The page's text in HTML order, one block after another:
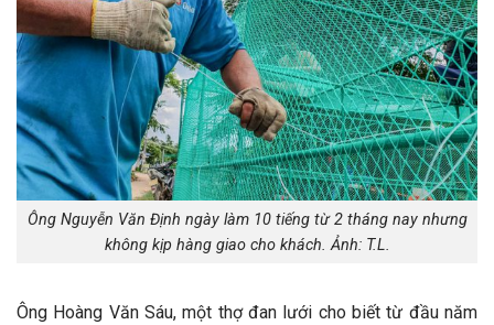
Ông Nguyễn Văn Định ngày làm 10 tiếng từ 2 tháng nay nhưng
không kịp hàng giao cho khách. Ảnh: T.L.
Ông Hoàng Văn Sáu, một thợ đan lưới cho biết từ đầu năm